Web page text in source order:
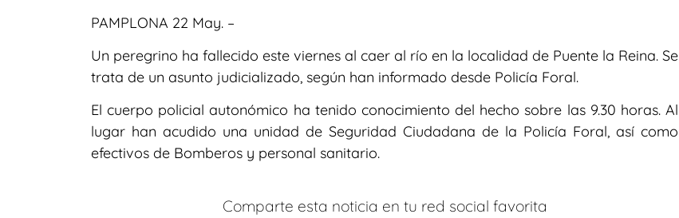
PAMPLONA 22 May. –
Un peregrino ha fallecido este viernes al caer al río en la localidad de Puente la Reina. Se
trata de un asunto judicializado, según han informado desde Policía Foral.
El cuerpo policial autonómico ha tenido conocimiento del hecho sobre las 9.30 horas. Al
lugar han acudido una unidad de Seguridad Ciudadana de la Policía Foral, así como
efectivos de Bomberos y personal sanitario.
Comparte esta noticia en tu red social favorita